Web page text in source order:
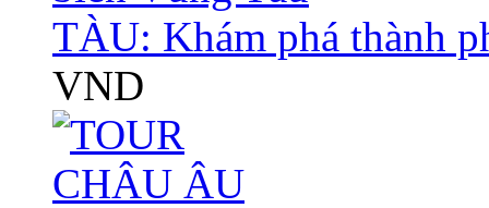
TÀU: Khám phá thành
VND